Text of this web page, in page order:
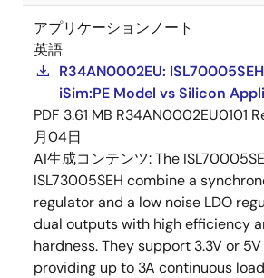
アプリケーションノート
英語
R34AN0002EU:
iSim:PE Model vs Silicon
PDF 3.61 MB R34AN0002EU0101
月04日
AI生成コンテンツ:The
ISL73005SEH combine a
regulator and a low noise LDO
dual outputs with high efficiency
hardness. They support 3.3V or
providing up to 3A continuous